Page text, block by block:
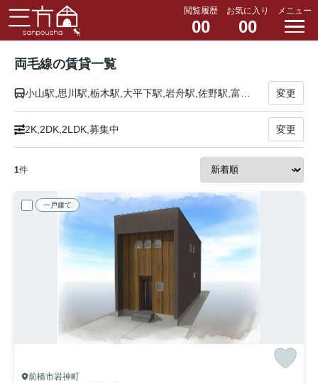
閲覧履歴
00
お気に入り
00
メニュー
両毛線の賃貸一覧
変更
2K,2DK,2LDK,募集中 変更
1件
一戸建て
前橋市岩神町